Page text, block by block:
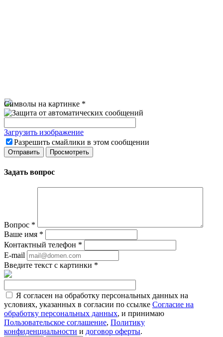
Символы на картинке *
Загрузить изображение
Разрешить смайлики в этом сообщении
Задать вопрос
Вопрос *
Ваше имя *
Контактный телефон *
E-mail
Введите текст с картинки *
Я согласен на обработку персональных данных на
условиях, указанных в согласии по ссылке Согласие на
обработку персональных данных, и принимаю
Пользовательское соглашение, Политику
конфиденциальности и договор оферты.